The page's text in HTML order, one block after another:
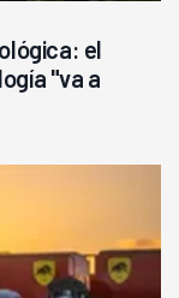
el
"va a